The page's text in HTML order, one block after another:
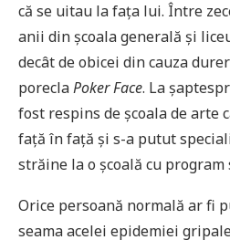
că se uitau la fața lui. Între
anii din școala generală și
decât de obicei din cauza
poreclaPoker Face. La
fost respins de școala de
față în față și s-a putut
străine la o școală cu program
Orice persoană normală ar fi
seama acelei epidemiei